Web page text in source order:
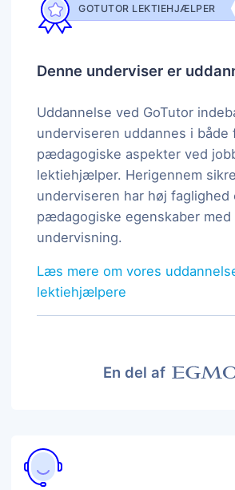
GOTUTOR LEKTIEHJÆLPER
Denne underviser er
Uddannelse ved GoTutor
underviseren uddannes i både
pædagogiske aspekter ved
lektiehjælper. Herigennem
underviseren har høj faglighed
pædagogiske egenskaber med
undervisning.
Læs mere om vores
lektiehjælpere
En del af